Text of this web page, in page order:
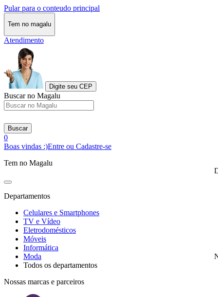
Pular para o conteudo principal
Tem no magalu
Atendimento
Digite seu CEP
Buscar no Magalu
Buscar
0
Boas vindas :)Entre ou Cadastre-se
Tem no Magalu
Departamentos
Celulares e Smartphones
TV e Vídeo
Eletrodomésticos
Móveis
Informática
Moda
Todos os departamentos
Nossas marcas e parceiros